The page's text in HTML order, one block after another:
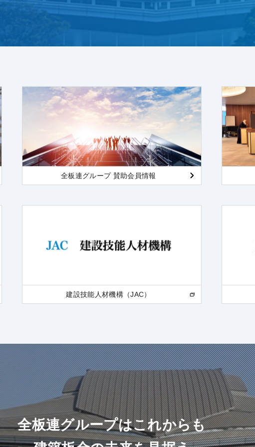
全板連グループ 賛助会員情報
建設技能人材機構（JAC）
全板連グループはこれからも